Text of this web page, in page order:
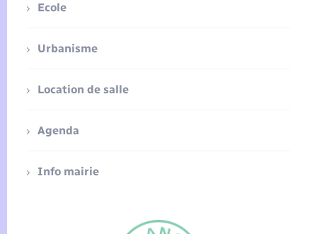
Ecole
Urbanisme
Location de salle
Agenda
Info mairie